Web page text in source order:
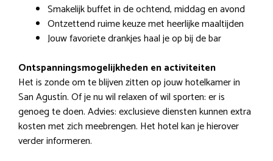
Smakelijk buffet in de ochtend, middag en avond
Ontzettend ruime keuze met heerlijke maaltijden
Jouw favoriete drankjes haal je op bij de bar
Ontspanningsmogelijkheden en activiteiten
Het is zonde om te blijven zitten op jouw hotelkamer in
San Agustín. Of je nu wil relaxen of wil sporten: er is
genoeg te doen. Advies: exclusieve diensten kunnen extra
kosten met zich meebrengen. Het hotel kan je hierover
verder informeren.